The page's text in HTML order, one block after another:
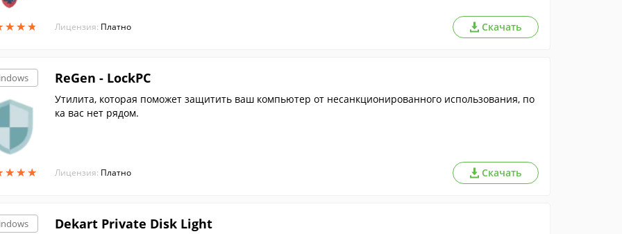
★★★
★★★ Лицензия: Платно Скачать
★★★
★★★
ReGen - LockPC
Утилита, которая поможет защитить ваш компьютер от несанкционированного использования, по
ка вас нет рядом.
Лицензия: Платно Скачать
Dekart Private Disk Light